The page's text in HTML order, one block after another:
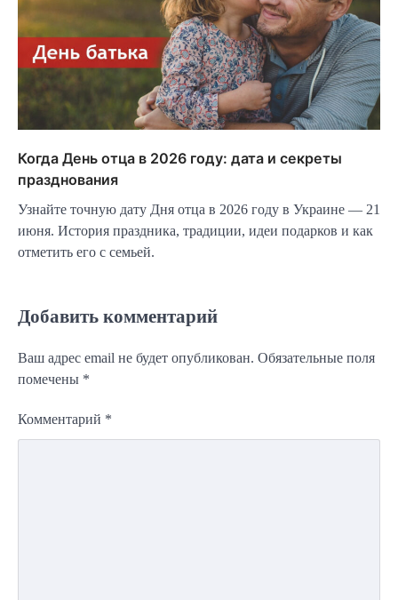
Когда День отца в 2026 году: дата и секреты
празднования
Узнайте точную дату Дня отца в 2026 году в Украине — 21
июня. История праздника, традиции, идеи подарков и как
отметить его с семьей.
Добавить комментарий
Ваш адрес email не будет опубликован. Обязательные поля
помечены *
Комментарий *